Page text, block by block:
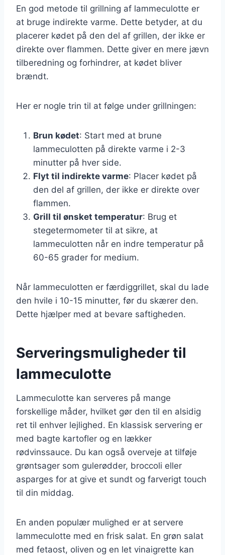
En god metode til grillning af lammeculotte er
at bruge indirekte varme. Dette betyder, at du
placerer kødet på den del af grillen, der ikke er
direkte over flammen. Dette giver en mere jævn
tilberedning og forhindrer, at kødet bliver
brændt.
Her er nogle trin til at følge under grillningen:
Brun kødet: Start med at brune
lammeculotten på direkte varme i 2-3
minutter på hver side.
Flyt til indirekte varme: Placer kødet på
den del af grillen, der ikke er direkte over
flammen.
Grill til ønsket temperatur: Brug et
stegetermometer til at sikre, at
lammeculotten når en indre temperatur på
60-65 grader for medium.
Når lammeculotten er færdiggrillet, skal du lade
den hvile i 10-15 minutter, før du skærer den.
Dette hjælper med at bevare saftigheden.
Serveringsmuligheder til
lammeculotte
Lammeculotte kan serveres på mange
forskellige måder, hvilket gør den til en alsidig
ret til enhver lejlighed. En klassisk servering er
med bagte kartofler og en lækker
rødvinssauce. Du kan også overveje at tilføje
grøntsager som gulerødder, broccoli eller
asparges for at give et sundt og farverigt touch
til din middag.
En anden populær mulighed er at servere
lammeculotte med en frisk salat. En grøn salat
med fetaost, oliven og en let vinaigrette kan